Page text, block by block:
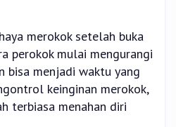
merokok setelah buka
perokok mulai mengurangi
bisa menjadi waktu yang
keinginan merokok,
terbiasa menahan diri